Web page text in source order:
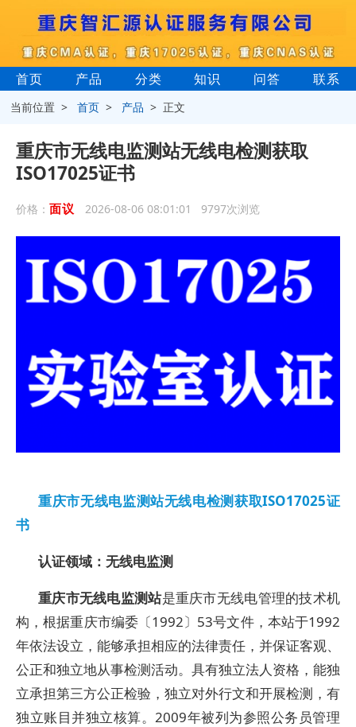
首页 产品 分类 知识 问答 联系
当前位置 >首页 > 产品 > 正文
重庆市无线电监测站无线电检测获取
ISO17025证书
价格： 面议 2026-08-06 08:01:01 9797次浏览
重庆市无线电监测站无线电检测获取ISO17025证
书
认证领域：无线电监测
重庆市无线电监测站是重庆市无线电管理的技术机
构，根据重庆市编委〔1992〕53号文件，本站于1992
年依法设立，能够承担相应的法律责任，并保证客观、
公正和独立地从事检测活动。具有独立法人资格，能独
立承担第三方公正检验，独立对外行文和开展检测，有
独立账目并独立核算。2009年被列为参照公务员管理